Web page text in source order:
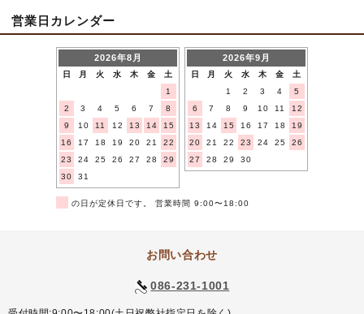
営業日カレンダー
2026年8月
日 月 火 水 木 金
土
1
2
3 4 5 6 7
8
9
10 11 12 13 14
15
16
17 18 19 20 21
22
23
24 25 26 27 28
29
30
31
2026年9月
日 月 火 水 木 金
土
1
2 3 4
5
6
7 8 9 10 11
12
13
14 15 16 17 18
19
20
21 22 23 24 25
26
27
28 29 30
の日が定休日です。 営業時間 9:00〜18:00
お問い合わせ
086-231-1001